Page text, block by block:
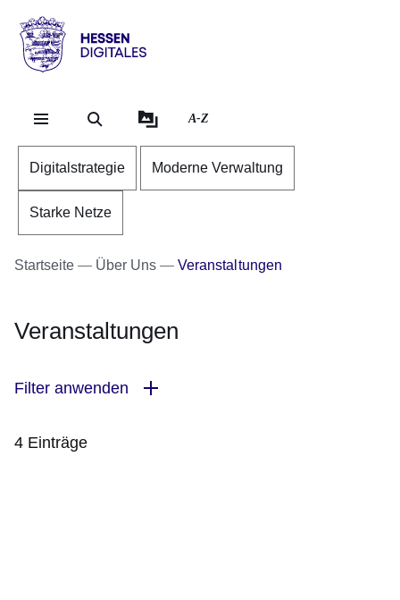
Hessen
Digitales
A-Z
Digitalstrategie Moderne Verwaltung
Starke Netze
Startseite Über Uns Veranstaltungen
Veranstaltungen
Filter anwenden
4 Einträge